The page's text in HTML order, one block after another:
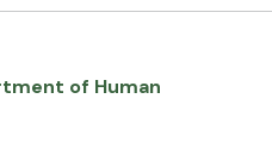
of Human